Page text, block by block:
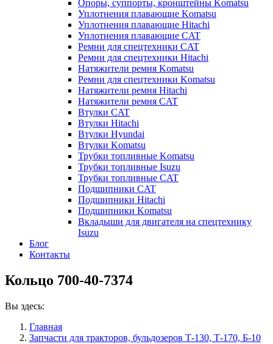
Опоры, суппорты, кронштейны Komatsu
Уплотнения плавающие Komatsu
Уплотнения плавающие Hitachi
Уплотнения плавающие CAT
Ремни для спецтехники CAT
Ремни для спецтехники Hitachi
Натяжители ремня Komatsu
Ремни для спецтехники Komatsu
Натяжители ремня Hitachi
Натяжители ремня CAT
Втулки CAT
Втулки Hitachi
Втулки Hyundai
Втулки Komatsu
Трубки топливные Komatsu
Трубки топливные Isuzu
Трубки топливные CAT
Подшипники CAT
Подшипники Hitachi
Подшипники Komatsu
Вкладыши для двигателя на спецтехнику
Isuzu
Блог
Контакты
Кольцо 700-40-7374
Вы здесь:
Главная
Запчасти для тракторов, бульдозеров Т-130, Т-170, Б-10